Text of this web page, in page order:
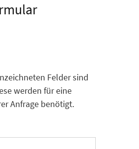
Felder sind
werden für eine
Anfrage benötigt.